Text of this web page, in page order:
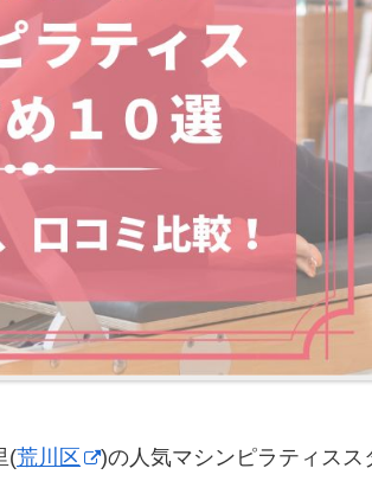
(荒川区
)の人気マシンピラティスス